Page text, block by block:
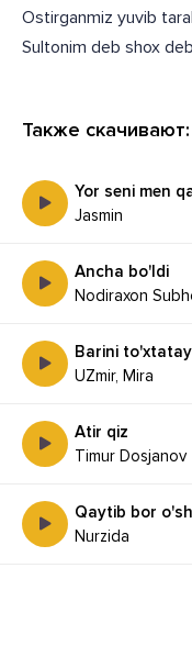
Ostirganmiz yuvib
Sultonim deb shox
Также скачивают:
Yor seni men
Jasmin
Ancha bo'ldi
Nodiraxon
Barini
UZmir, Mira
Atir qiz
Timur Dosjanov
Qaytib bor
Nurzida